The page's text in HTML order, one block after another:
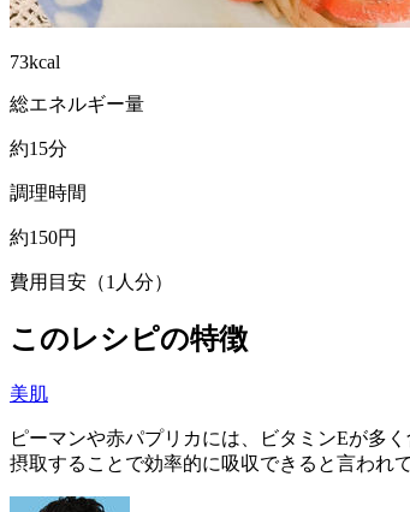
73kcal
総エネルギー量
約15分
調理時間
約150円
費用目安（1人分）
このレシピの特徴
美肌
ピーマンや赤パプリカには、ビタミンEが多
摂取することで効率的に吸収できると言われて